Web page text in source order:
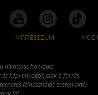
IMPRESSZUM
hivatalos honlapja
képi anyagok csak a forrás
felhasználás esetén aktív
fel.